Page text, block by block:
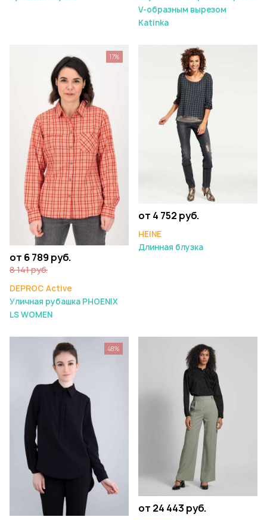
V-образным вырезом
Katinka
от 6 789 руб.
8 141 руб.
DEPROC Active
Уличная рубашка PHOENIX
LS WOMEN
17%
от 4 752 руб.
HEINE
Длинная блузка
48%
от 24 443 руб.